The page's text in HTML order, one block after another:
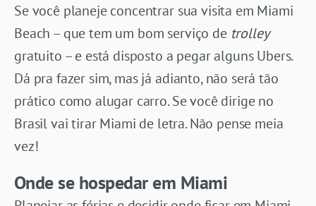
Se você planeje concentrar sua visita em Miami
Beach – que tem um bom serviço de trolley
gratuito – e está disposto a pegar alguns Ubers.
Dá pra fazer sim, mas já adianto, não será tão
prático como alugar carro. Se você dirige no
Brasil vai tirar Miami de letra. Não pense meia
vez!
Onde se hospedar em Miami